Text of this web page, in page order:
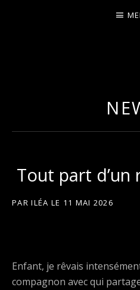
Tout part d’un
PARILÉA LE 11 MAI 2026
Enfant, je rêvais
compagnon avec qui